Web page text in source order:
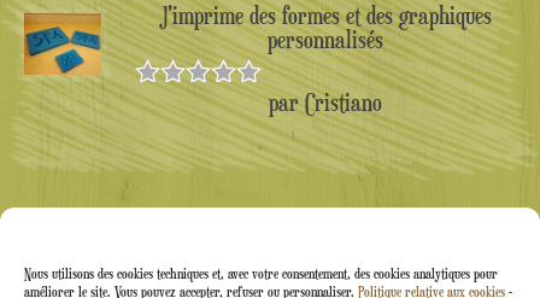
Nous utilisons des cookies techniques et, avec votre consentement, des cookies analytiques pour
améliorer le site. Vous pouvez accepter, refuser ou personnaliser. Politique relative aux cookies -
J'imprime des formes et des graphiques
personnalisés
Note 5sur
5
par Cristiano